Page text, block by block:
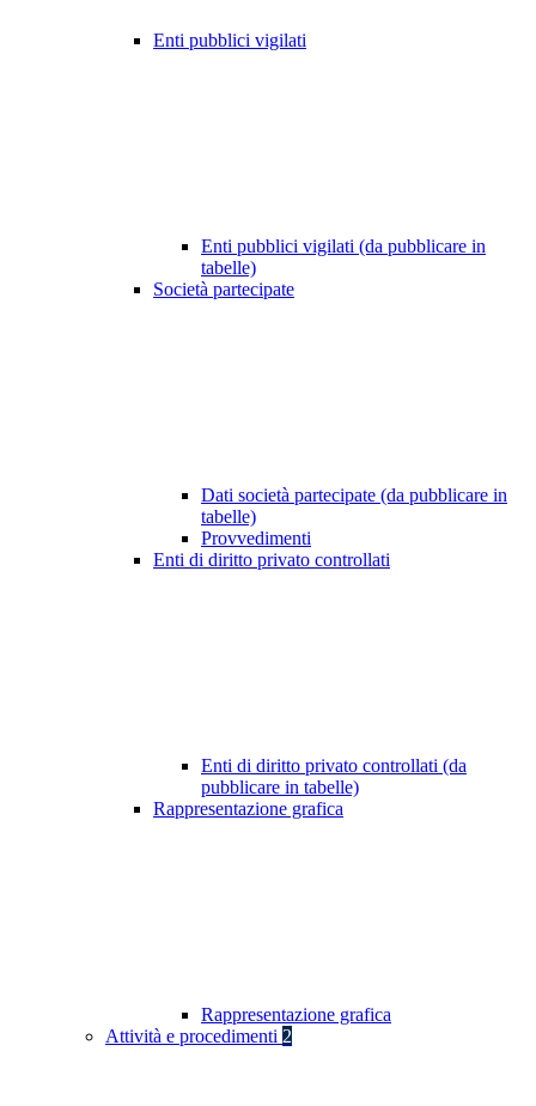
Enti pubblici vigilati
Enti pubblici vigilati (da pubblicare in
tabelle)
Società partecipate
Dati società partecipate (da pubblicare in
tabelle)
Provvedimenti
Enti di diritto privato controllati
Enti di diritto privato controllati (da
pubblicare in tabelle)
Rappresentazione grafica
Rappresentazione grafica
Attività e procedimenti 2